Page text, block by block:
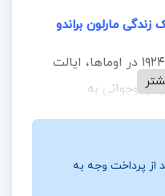
مارلون براندو
مارلون براندو در تاریخ ۳ آوریل ۱۹۲۴ در اوماها، ایالت
نوجوانی به
و پشتکار، به یکی از
دوران سینما تبدیل
او، همچون نقش در
از پرداخت وجه به